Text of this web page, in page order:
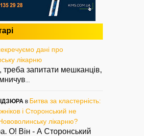
дані про
лікарню
запитати мешканців,
в Битва за кластерність:
і Сторонський не
лікарню?
О! Він - А Сторонський